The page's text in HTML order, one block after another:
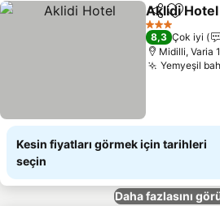
Paylaş
Aklidi Hotel
3 Yıldız
8,3 Çok iyi
Midilli, Varia
Yemyeşil
Kesin fiyatları görmek için tarihleri
seçin
Daha fazlasını